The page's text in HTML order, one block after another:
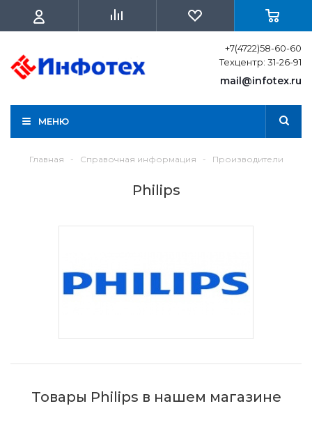
+7(4722)58-60-60
Техцентр: 31-26-91
mail@infotex.ru
МЕНЮ
Главная - Справочная информация - Производители
Philips
Товары Philips в нашем магазине